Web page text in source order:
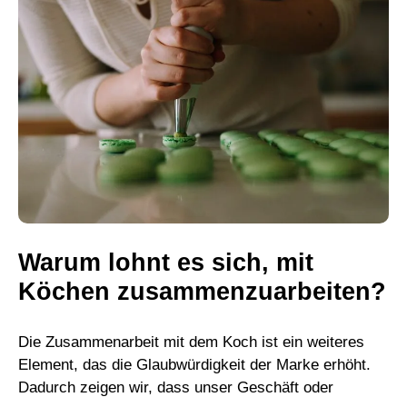
Warum lohnt es sich, mit
Köchen zusammenzuarbeiten?
Die Zusammenarbeit mit dem Koch ist ein weiteres
Element, das die Glaubwürdigkeit der Marke erhöht.
Dadurch zeigen wir, dass unser Geschäft oder